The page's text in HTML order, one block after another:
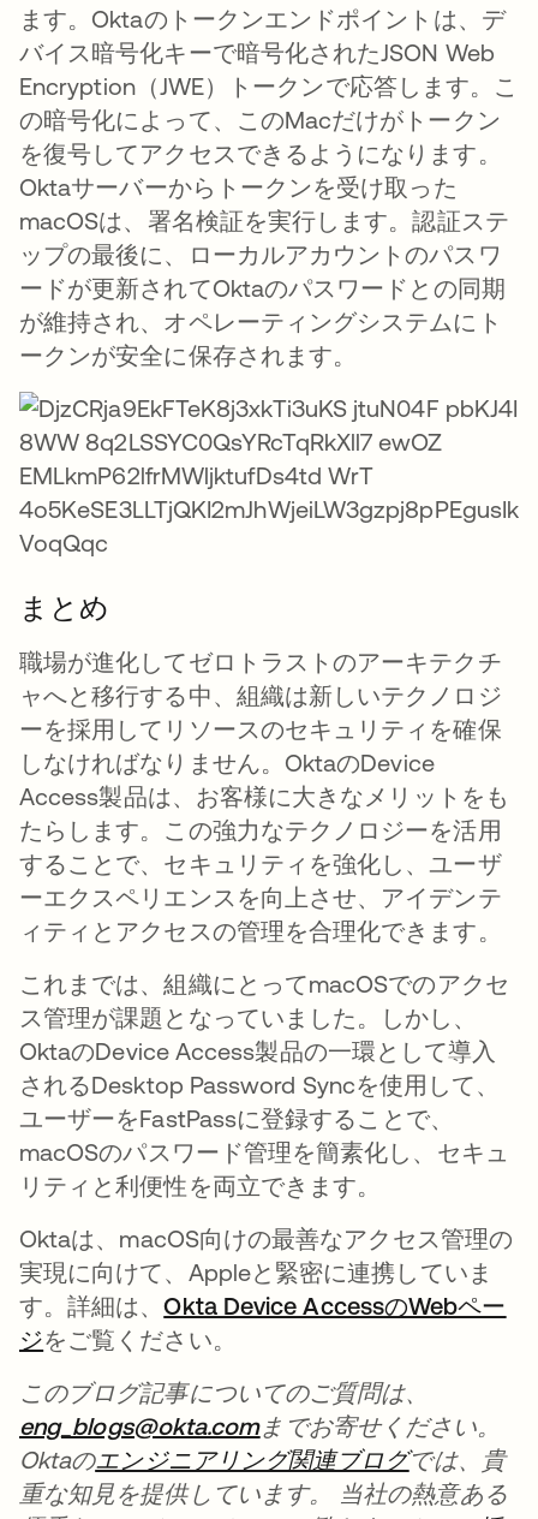
ます。Oktaのトークンエンドポイントは、デ
バイス暗号化キーで暗号化されたJSON Web
Encryption（JWE）トークンで応答します。こ
の暗号化によって、このMacだけがトークン
を復号してアクセスできるようになります。
Oktaサーバーからトークンを受け取った
macOSは、署名検証を実行します。認証ステ
ップの最後に、ローカルアカウントのパスワ
ードが更新されてOktaのパスワードとの同期
が維持され、オペレーティングシステムにト
ークンが安全に保存されます。
まとめ
職場が進化してゼロトラストのアーキテクチ
ャへと移行する中、組織は新しいテクノロジ
ーを採用してリソースのセキュリティを確保
しなければなりません。OktaのDevice
Access製品は、お客様に大きなメリットをも
たらします。この強力なテクノロジーを活用
することで、セキュリティを強化し、ユーザ
ーエクスペリエンスを向上させ、アイデンテ
ィティとアクセスの管理を合理化できます。
これまでは、組織にとってmacOSでのアクセ
ス管理が課題となっていました。しかし、
OktaのDevice Access製品の一環として導入
されるDesktop Password Syncを使用して、
ユーザーをFastPassに登録することで、
macOSのパスワード管理を簡素化し、セキュ
リティと利便性を両立できます。
Oktaは、macOS向けの最善なアクセス管理の
実現に向けて、Appleと緊密に連携していま
す。詳細は、Okta Device AccessのWebペー
ジ新しいタブで開く
をご覧ください。
このブログ記事についてのご質問は、
eng_blogs@okta.com新しいタブで開く
までお寄せください。
Oktaのエンジニアリング関連ブログでは、貴
重な知見を提供しています。 当社の熱意ある